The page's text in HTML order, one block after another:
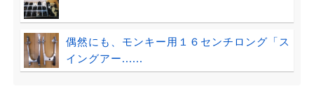
偶然にも、モンキー用１６センチロング「ス
イングアー......